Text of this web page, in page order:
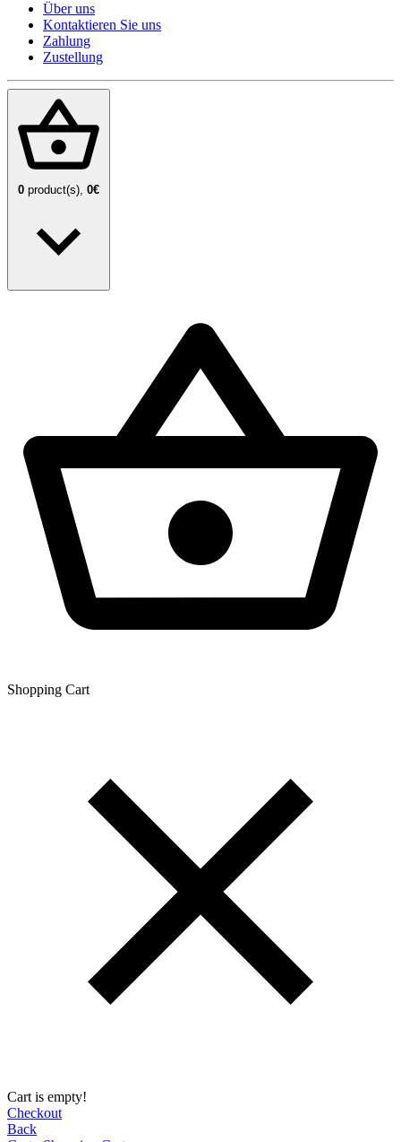
Über uns
Kontaktieren Sie uns
Zahlung
Zustellung
0 product(s), 0€
Shopping Сart
Cart is empty!
Checkout
Back